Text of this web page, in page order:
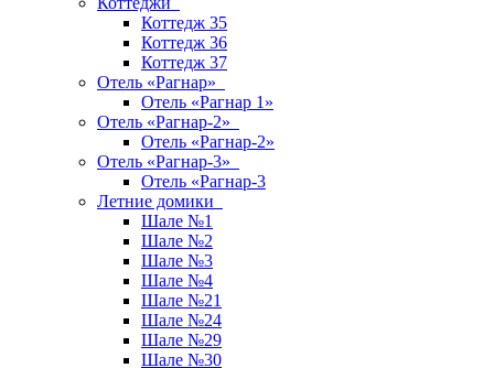
Коттедж 35
Коттедж 36
Коттедж 37
Отель «Рагнар»
Отель «Рагнар 1»
Отель «Рагнар-2»
Отель «Рагнар-2»
Отель «Рагнар-3»
Отель «Рагнар-3
Летние домики
Шале №1
Шале №2
Шале №3
Шале №4
Шале №21
Шале №24
Шале №29
Шале №30